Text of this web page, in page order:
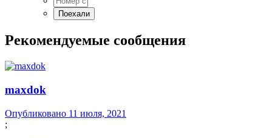
Рекомендуемые сообщения
maxdok
Опубликовано 11 июля, 2021
;